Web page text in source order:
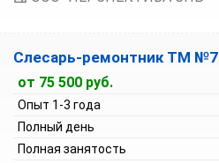
Слесарь-ремонтник ТМ №7
от 75 500 руб.
Опыт 1-3 года
Полный день
Полная занятость